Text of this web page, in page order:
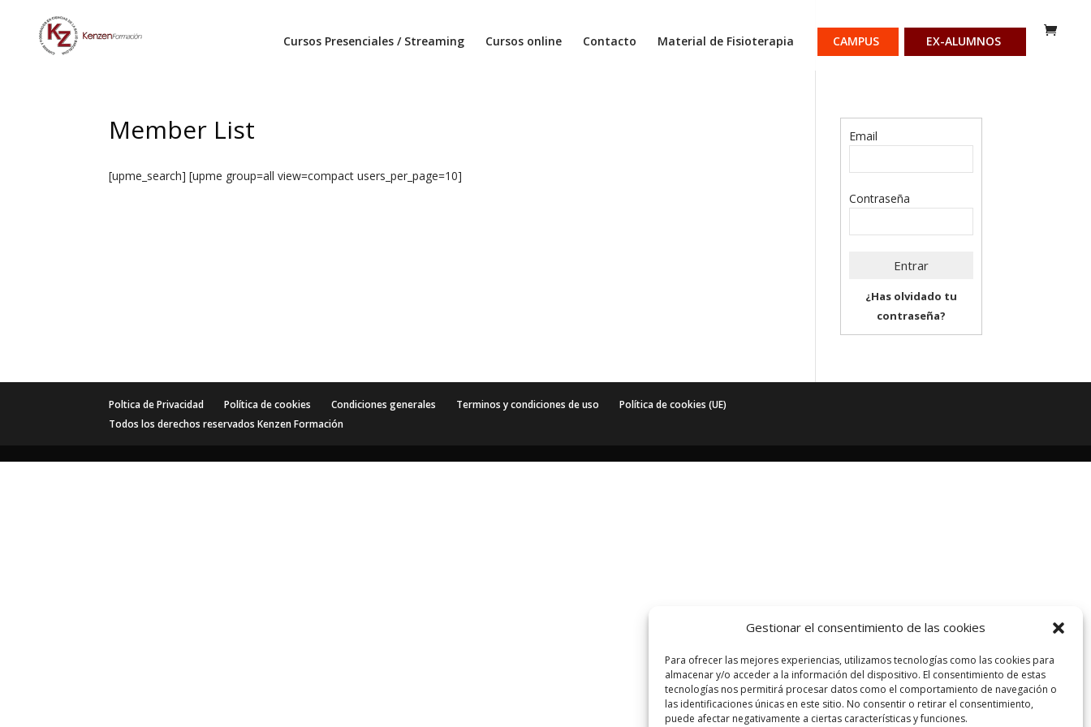
Gestionar el consentimiento de las cookies
Para ofrecer las mejores experiencias, utilizamos tecnologías como las cookies para
almacenar y/o acceder a la información del dispositivo. El consentimiento de estas
tecnologías nos permitirá procesar datos como el comportamiento de navegación o
las identificaciones únicas en este sitio. No consentir o retirar el consentimiento,
puede afectar negativamente a ciertas características y funciones.
Cursos Presenciales / Streaming Cursos online Contacto Material de Fisioterapia CAMPUS EX-ALUMNOS
Member List
[upme_search] [upme group=all view=compact users_per_page=10]
Email
Contraseña
¿Has olvidado tu
contraseña?
Poltica de Privacidad Política de cookies Condiciones generales Terminos y condiciones de uso
Política de cookies (UE)
Todos los derechos reservados Kenzen Formación